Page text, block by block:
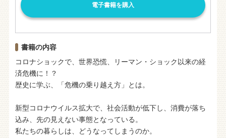
電子書籍を購入
書籍の内容
コロナショックで、世界恐慌、リーマン・ショック以来の経
済危機に！？
歴史に学ぶ、「危機の乗り越え方」とは。
新型コロナウイルス拡大で、社会活動が低下し、消費が落ち
込み、先の見えない事態となっている。
私たちの暮らしは、どうなってしまうのか。